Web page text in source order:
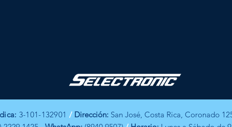
3-101-132901 / Dirección: San José, Costa Rica, Coronado